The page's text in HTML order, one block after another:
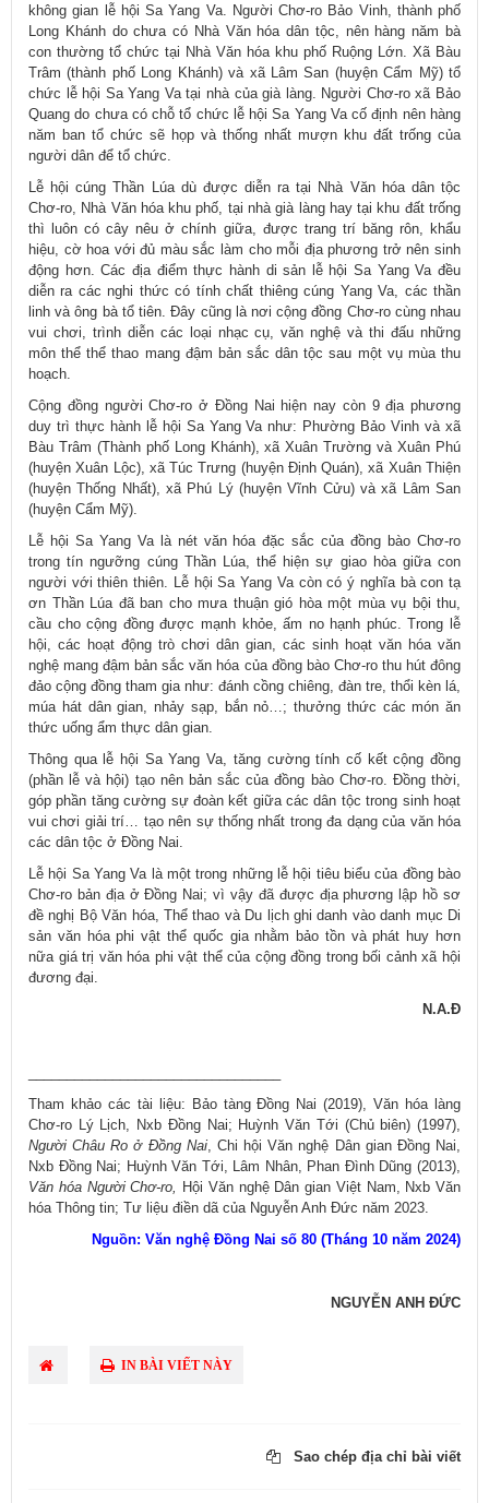
không gian lễ hội Sa Yang Va. Người Chơ-ro Bảo Vinh, thành phố
Long Khánh do chưa có Nhà Văn hóa dân tộc, nên hàng năm bà
con thường tổ chức tại Nhà Văn hóa khu phố Ruộng Lớn. Xã Bàu
Trâm (thành phố Long Khánh) và xã Lâm San (huyện Cẩm Mỹ) tổ
chức lễ hội Sa Yang Va tại nhà của già làng. Người Chơ-ro xã Bảo
Quang do chưa có chỗ tổ chức lễ hội Sa Yang Va cố định nên hàng
năm ban tổ chức sẽ họp và thống nhất mượn khu đất trống của
người dân để tổ chức.
Lễ hội cúng Thần Lúa dù được diễn ra tại Nhà Văn hóa dân tộc
Chơ-ro, Nhà Văn hóa khu phố, tại nhà già làng hay tại khu đất trống
thì luôn có cây nêu ở chính giữa, được trang trí băng rôn, khẩu
hiệu, cờ hoa với đủ màu sắc làm cho mỗi địa phương trở nên sinh
động hơn. Các địa điểm thực hành di sản lễ hội Sa Yang Va đều
diễn ra các nghi thức có tính chất thiêng cúng Yang Va, các thần
linh và ông bà tổ tiên. Đây cũng là nơi cộng đồng Chơ-ro cùng nhau
vui chơi, trình diễn các loại nhạc cụ, văn nghệ và thi đấu những
môn thể thể thao mang đậm bản sắc dân tộc sau một vụ mùa thu
hoạch.
Cộng đồng người Chơ-ro ở Đồng Nai hiện nay còn 9 địa phương
duy trì thực hành lễ hội Sa Yang Va như: Phường Bảo Vinh và xã
Bàu Trâm (Thành phố Long Khánh), xã Xuân Trường và Xuân Phú
(huyện Xuân Lộc), xã Túc Trưng (huyện Định Quán), xã Xuân Thiện
(huyện Thống Nhất), xã Phú Lý (huyện Vĩnh Cửu) và xã Lâm San
(huyện Cẩm Mỹ).
Lễ hội Sa Yang Va là nét văn hóa đặc sắc của đồng bào Chơ-ro
trong tín ngưỡng cúng Thần Lúa, thể hiện sự giao hòa giữa con
người với thiên thiên. Lễ hội Sa Yang Va còn có ý nghĩa bà con tạ
ơn Thần Lúa đã ban cho mưa thuận gió hòa một mùa vụ bội thu,
cầu cho cộng đồng được mạnh khỏe, ấm no hạnh phúc. Trong lễ
hội, các hoạt động trò chơi dân gian, các sinh hoạt văn hóa văn
nghệ mang đậm bản sắc văn hóa của đồng bào Chơ-ro thu hút đông
đảo cộng đồng tham gia như: đánh cồng chiêng, đàn tre, thổi kèn lá,
múa hát dân gian, nhảy sạp, bắn nỏ…; thưởng thức các món ăn
thức uống ẩm thực dân gian.
Thông qua lễ hội Sa Yang Va, tăng cường tính cố kết cộng đồng
(phần lễ và hội) tạo nên bản sắc của đồng bào Chơ-ro. Ðồng thời,
góp phần tăng cường sự đoàn kết giữa các dân tộc trong sinh hoạt
vui chơi giải trí… tạo nên sự thống nhất trong đa dạng của văn hóa
các dân tộc ở Đồng Nai.
Lễ hội Sa Yang Va là một trong những lễ hội tiêu biểu của đồng bào
Chơ-ro bản địa ở Đồng Nai; vì vậy đã được địa phương lập hồ sơ
đề nghị Bộ Văn hóa, Thể thao và Du lịch ghi danh vào danh mục Di
sản văn hóa phi vật thể quốc gia nhằm bảo tồn và phát huy hơn
nữa giá trị văn hóa phi vật thể của cộng đồng trong bối cảnh xã hội
đương đại.
N.A.Đ
Tham khảo các tài liệu: Bảo tàng Đồng Nai (2019), Văn hóa làng
Chơ-ro Lý Lịch, Nxb Đồng Nai; Huỳnh Văn Tới (Chủ biên) (1997),
Người Châu Ro ở Đồng Nai, Chi hội Văn nghệ Dân gian Đồng Nai,
Nxb Đồng Nai; Huỳnh Văn Tới, Lâm Nhân, Phan Đình Dũng (2013),
Văn hóa Người Chơ-ro,
Hội Văn nghệ Dân gian Việt Nam, Nxb Văn
hóa Thông tin; Tư liệu điền dã của Nguyễn Anh Đức năm 2023.
Nguồn: Văn nghệ Đồng Nai số 80 (Tháng 10 năm 2024)
NGUYỄN ANH ĐỨC
IN BÀI VIẾT NÀY
Sao chép địa chỉ bài viết